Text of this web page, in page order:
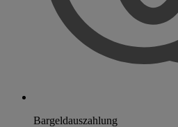
Bargeldauszahlung